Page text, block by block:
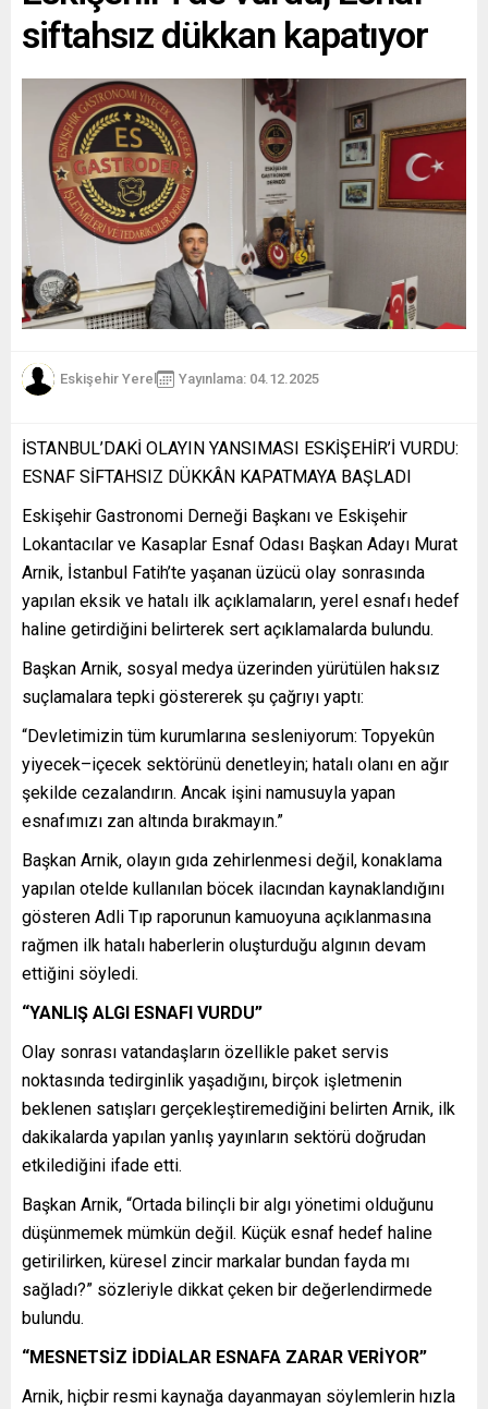
siftahsız dükkan kapatıyor
Eskişehir Yerel Yayınlama: 04.12.2025
İSTANBUL’DAKİ OLAYIN YANSIMASI ESKİŞEHİR’İ VURDU:
ESNAF SİFTAHSIZ DÜKKÂN KAPATMAYA BAŞLADI
Eskişehir Gastronomi Derneği Başkanı ve Eskişehir
Lokantacılar ve Kasaplar Esnaf Odası Başkan Adayı Murat
Arnik, İstanbul Fatih’te yaşanan üzücü olay sonrasında
yapılan eksik ve hatalı ilk açıklamaların, yerel esnafı hedef
haline getirdiğini belirterek sert açıklamalarda bulundu.
Başkan Arnik, sosyal medya üzerinden yürütülen haksız
suçlamalara tepki göstererek şu çağrıyı yaptı:
“Devletimizin tüm kurumlarına sesleniyorum: Topyekûn
yiyecek–içecek sektörünü denetleyin; hatalı olanı en ağır
şekilde cezalandırın. Ancak işini namusuyla yapan
esnafımızı zan altında bırakmayın.”
Başkan Arnik, olayın gıda zehirlenmesi değil, konaklama
yapılan otelde kullanılan böcek ilacından kaynaklandığını
gösteren Adli Tıp raporunun kamuoyuna açıklanmasına
rağmen ilk hatalı haberlerin oluşturduğu algının devam
ettiğini söyledi.
“YANLIŞ ALGI ESNAFI VURDU”
Olay sonrası vatandaşların özellikle paket servis
noktasında tedirginlik yaşadığını, birçok işletmenin
beklenen satışları gerçekleştiremediğini belirten Arnik, ilk
dakikalarda yapılan yanlış yayınların sektörü doğrudan
etkilediğini ifade etti.
Başkan Arnik, “Ortada bilinçli bir algı yönetimi olduğunu
düşünmemek mümkün değil. Küçük esnaf hedef haline
getirilirken, küresel zincir markalar bundan fayda mı
sağladı?” sözleriyle dikkat çeken bir değerlendirmede
bulundu.
“MESNETSİZ İDDİALAR ESNAFA ZARAR VERİYOR”
Arnik, hiçbir resmi kaynağa dayanmayan söylemlerin hızla